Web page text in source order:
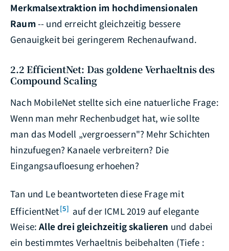
Merkmalsextraktion im hochdimensionalen
Raum-- und erreicht gleichzeitig bessere
Genauigkeit bei geringerem Rechenaufwand.
2.2 EfficientNet: Das goldene Verhaeltnis des
Compound Scaling
Nach MobileNet stellte sich eine natuerliche Frage:
Wenn man mehr Rechenbudget hat, wie sollte
man das Modell „vergroessern"? Mehr Schichten
hinzufuegen? Kanaele verbreitern? Die
Eingangsaufloesung erhoehen?
Tan und Le beantworteten diese Frage mit
EfficientNet[5] auf der ICML 2019 auf elegante
Weise:Alle drei gleichzeitig skalieren und dabei
ein bestimmtes Verhaeltnis beibehalten (Tiefe :